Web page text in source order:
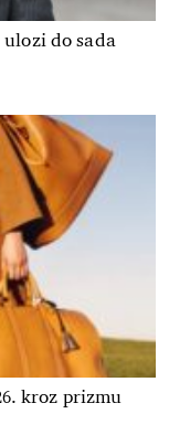
do sada
kroz prizmu